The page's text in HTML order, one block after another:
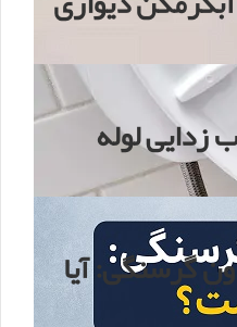
زدایی لوله
گرسنگی: آیا